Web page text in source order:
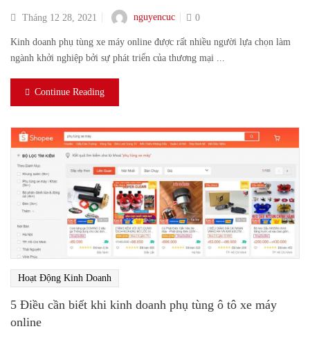
Tháng 12 28, 2021 nguyencuc 0
Kinh doanh phụ tùng xe máy online được rất nhiều người lựa chọn làm
ngành khởi nghiệp bởi sự phát triển của thương mại ...
Continue Reading
Hoạt Động Kinh Doanh
5 Điều cần biết khi kinh doanh phụ tùng ô tô xe máy
online